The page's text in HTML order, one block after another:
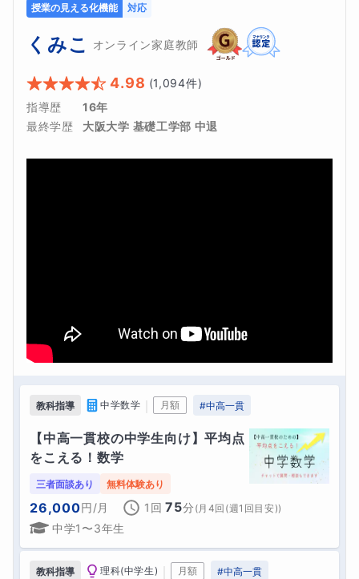
授業の見える化機能 対応
くみこ オンライン家庭教師
4.98 (1,094件)
指導歴
16年
最終学歴
大阪大学 基礎工学部 中退
教科指導 中学数学 月額 #中高一貫
【中高一貫校の中学生向け】平均点
をこえる！数学
三者面談あり 無料体験あり
26,000円/月 1回 75分 ( 月4回(週1回目安))
中学1〜3年生
教科指導 理科(中学生) 月額 #中高一貫